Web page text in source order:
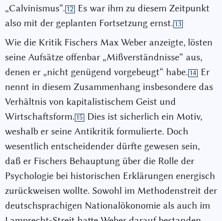
„Calvinismus“. 12
Es war ihm zu diesem Zeitpunkt
also mit der geplanten Fortsetzung ernst. 13
Wie die Kritik Fischers Max Weber anzeigte, lösten
seine Aufsätze offenbar „Mißverständnisse“ aus,
denen er „nicht genügend vorgebeugt“ habe. 14
Er
nennt in diesem Zusammenhang insbesondere das
Verhältnis von kapitalistischem Geist und
Wirtschaftsform. 15
Dies ist sicherlich ein Motiv,
weshalb er seine Antikritik formulierte. Doch
wesentlich entscheidender dürfte gewesen sein,
daß er Fischers Behauptung über die Rolle der
Psychologie bei historischen Erklärungen energisch
zurückweisen wollte. Sowohl im Methodenstreit der
deutschsprachigen Nationalökonomie als auch im